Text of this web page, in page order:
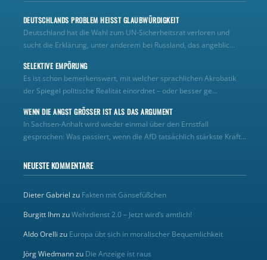
DEUTSCHLANDS PROBLEM HEISST GLAUBWÜRDIGKEIT
Deutschland hat die Wahl zum UN‑Sicherheitsrat verloren und
sucht die Erklärung, unter anderem bei Russland, das angeblic...
SELEKTIVE EMPÖRUNG
Es ist schon bemerkenswert, mit welcher sprachlichen Akrobatik
der Spiegel politische Realität einordnet – oder besser ge...
WENN DIE ANGST GRÖSSER IST ALS DAS ARGUMENT
In Sachsen-Anhalt wird wieder einmal über den Ernstfall
gesprochen: Was passiert, wenn die AfD tatsächlich stärkste Kraft...
NEUESTE KOMMENTARE
Dieter Gabriel zu Fakten mit Gänsefüßchen
Burgitt IhmzuWehrdienst 2.0 – Jetzt wird’s amtlich!
Aldo Orelli zu Europa übt sich in moralischer Bequemlichkeit
Jörg Wiedmannzu Die Anzeige ist raus